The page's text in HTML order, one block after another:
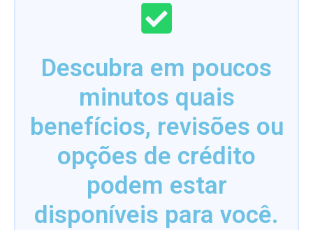
Descubra em poucos
minutos quais
benefícios, revisões ou
opções de crédito
podem estar
disponíveis para você.